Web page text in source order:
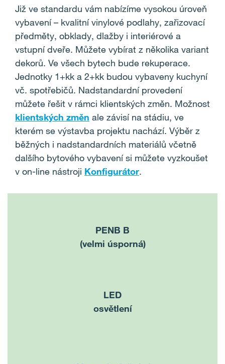
Již ve standardu vám nabízíme vysokou úroveň
vybavení – kvalitní vinylové podlahy, zařizovací
předměty, obklady, dlažby i interiérové a
vstupní dveře. Můžete vybírat z několika variant
dekorů. Ve všech bytech bude rekuperace.
Jednotky 1+kk a 2+kk budou vybaveny kuchyní
vč. spotřebičů. Nadstandardní provedení
můžete řešit v rámci klientských změn. Možnost
klientských změn ale závisí na stádiu, ve
kterém se výstavba projektu nachází. Výběr z
běžných i nadstandardních materiálů včetně
dalšího bytového vybavení si můžete vyzkoušet
v on-line nástroji Konfigurátor.
PENB B
(velmi úsporná)
LED
osvětlení